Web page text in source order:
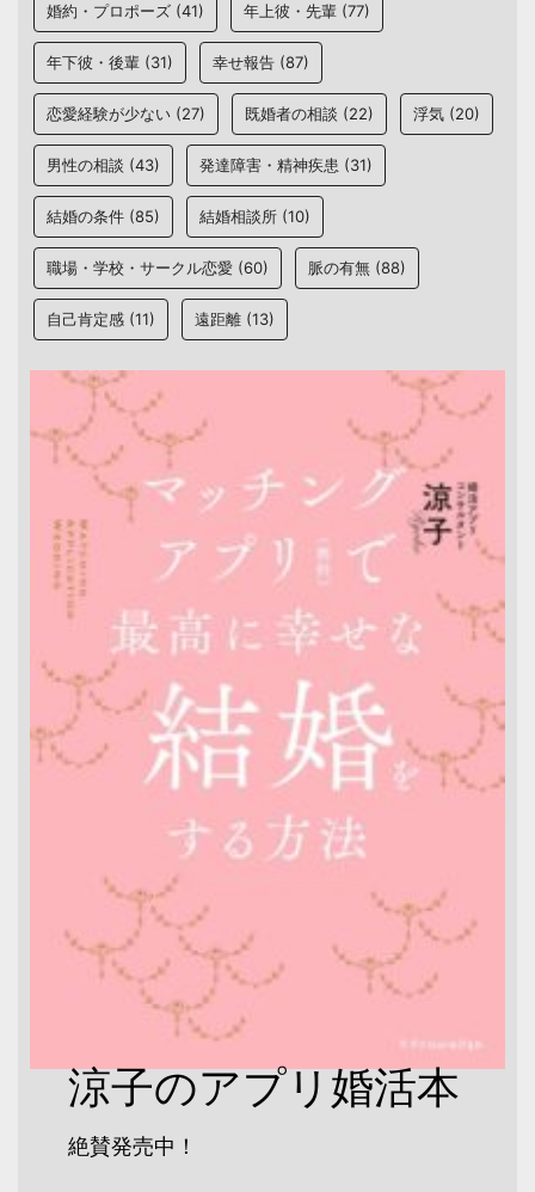
婚約・プロポーズ (41) 年上彼・先輩 (77)
年下彼・後輩 (31) 幸せ報告 (87)
恋愛経験が少ない (27) 既婚者の相談 (22) 浮気 (20)
男性の相談 (43) 発達障害・精神疾患 (31)
結婚の条件 (85) 結婚相談所 (10)
職場・学校・サークル恋愛 (60) 脈の有無 (88)
自己肯定感 (11) 遠距離 (13)
涼子のアプリ婚活本
絶賛発売中！